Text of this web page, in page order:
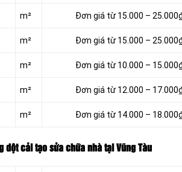
m² Đơn giá từ 15.000 –
m² Đơn giá từ 15.000 –
m² Đơn giá từ 10.000 –
m² Đơn giá từ 12.000 –
m² Đơn giá từ 14.000 –
cải tạo sửa chữa nhà tại Vũng Tàu